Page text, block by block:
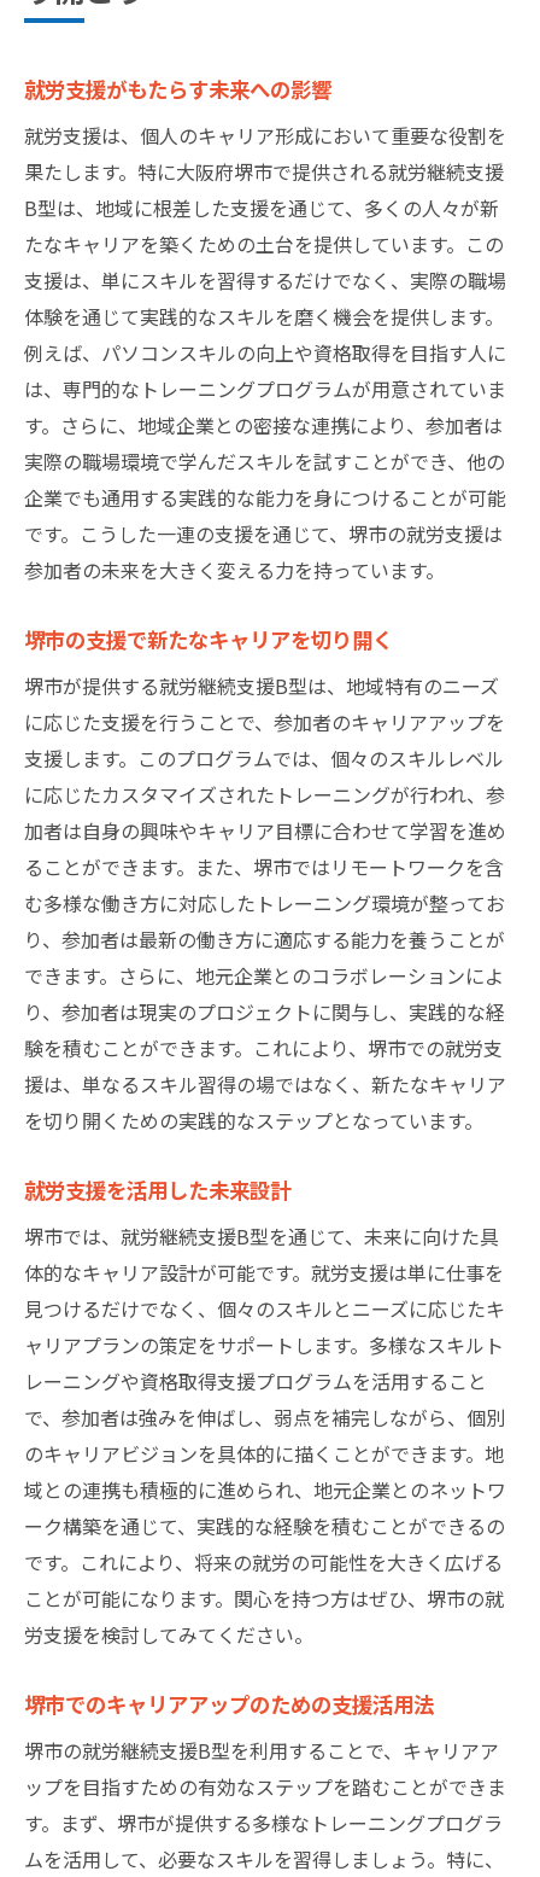
就労支援がもたらす未来への影響
就労支援は、個人のキャリア形成において重要な役割を
果たします。特に大阪府堺市で提供される就労継続支援
B型は、地域に根差した支援を通じて、多くの人々が新
たなキャリアを築くための土台を提供しています。この
支援は、単にスキルを習得するだけでなく、実際の職場
体験を通じて実践的なスキルを磨く機会を提供します。
例えば、パソコンスキルの向上や資格取得を目指す人に
は、専門的なトレーニングプログラムが用意されていま
す。さらに、地域企業との密接な連携により、参加者は
実際の職場環境で学んだスキルを試すことができ、他の
企業でも通用する実践的な能力を身につけることが可能
です。こうした一連の支援を通じて、堺市の就労支援は
参加者の未来を大きく変える力を持っています。
堺市の支援で新たなキャリアを切り開く
堺市が提供する就労継続支援B型は、地域特有のニーズ
に応じた支援を行うことで、参加者のキャリアアップを
支援します。このプログラムでは、個々のスキルレベル
に応じたカスタマイズされたトレーニングが行われ、参
加者は自身の興味やキャリア目標に合わせて学習を進め
ることができます。また、堺市ではリモートワークを含
む多様な働き方に対応したトレーニング環境が整ってお
り、参加者は最新の働き方に適応する能力を養うことが
できます。さらに、地元企業とのコラボレーションによ
り、参加者は現実のプロジェクトに関与し、実践的な経
験を積むことができます。これにより、堺市での就労支
援は、単なるスキル習得の場ではなく、新たなキャリア
を切り開くための実践的なステップとなっています。
就労支援を活用した未来設計
堺市では、就労継続支援B型を通じて、未来に向けた具
体的なキャリア設計が可能です。就労支援は単に仕事を
見つけるだけでなく、個々のスキルとニーズに応じたキ
ャリアプランの策定をサポートします。多様なスキルト
レーニングや資格取得支援プログラムを活用すること
で、参加者は強みを伸ばし、弱点を補完しながら、個別
のキャリアビジョンを具体的に描くことができます。地
域との連携も積極的に進められ、地元企業とのネットワ
ーク構築を通じて、実践的な経験を積むことができるの
です。これにより、将来の就労の可能性を大きく広げる
ことが可能になります。関心を持つ方はぜひ、堺市の就
労支援を検討してみてください。
堺市でのキャリアアップのための支援活用法
堺市の就労継続支援B型を利用することで、キャリアア
ップを目指すための有効なステップを踏むことができま
す。まず、堺市が提供する多様なトレーニングプログラ
ムを活用して、必要なスキルを習得しましょう。特に、